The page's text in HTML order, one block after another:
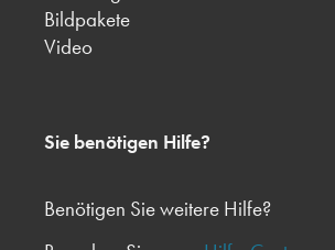
Bildpakete
Video
Sie benötigen Hilfe?
Benötigen Sie weitere Hilfe?